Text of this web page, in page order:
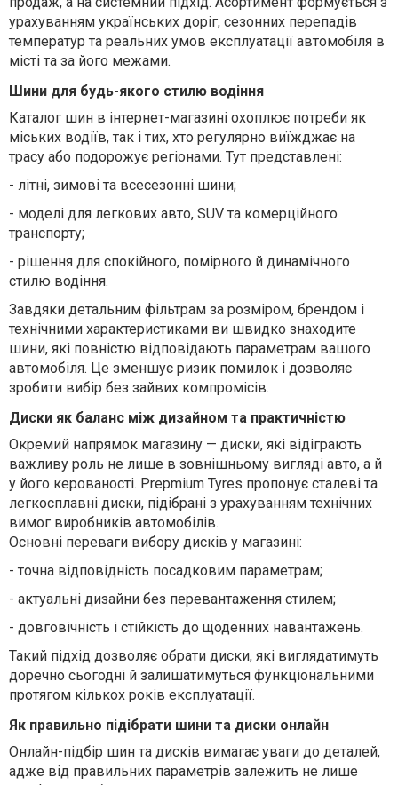
урахуванням українських доріг, сезонних перепадів
температур та реальних умов експлуатації автомобіля в
місті та за його межами.
Шини для будь-якого стилю водіння
Каталог шин в інтернет-магазині охоплює потреби як
міських водіїв, так і тих, хто регулярно виїжджає на
трасу або подорожує регіонами. Тут представлені:
- літні, зимові та всесезонні шини;
- моделі для легкових авто, SUV та комерційного
транспорту;
- рішення для спокійного, помірного й динамічного
стилю водіння.
Завдяки детальним фільтрам за розміром, брендом і
технічними характеристиками ви швидко знаходите
шини, які повністю відповідають параметрам вашого
автомобіля. Це зменшує ризик помилок і дозволяє
зробити вибір без зайвих компромісів.
Диски як баланс між дизайном та практичністю
Окремий напрямок магазину — диски, які відіграють
важливу роль не лише в зовнішньому вигляді авто, а й
у його керованості. Prepmium Tyres пропонує сталеві та
легкосплавні диски, підібрані з урахуванням технічних
вимог виробників автомобілів.
Основні переваги вибору дисків у магазині:
- точна відповідність посадковим параметрам;
- актуальні дизайни без перевантаження стилем;
- довговічність і стійкість до щоденних навантажень.
Такий підхід дозволяє обрати диски, які виглядатимуть
доречно сьогодні й залишатимуться функціональними
протягом кількох років експлуатації.
Як правильно підібрати шини та диски онлайн
Онлайн-підбір шин та дисків вимагає уваги до деталей,
адже від правильних параметрів залежить не лише